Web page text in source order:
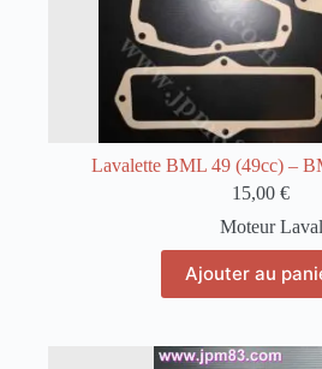
Lavalette BML 49 (49cc) –
15,00€
Moteur
Ajouter au